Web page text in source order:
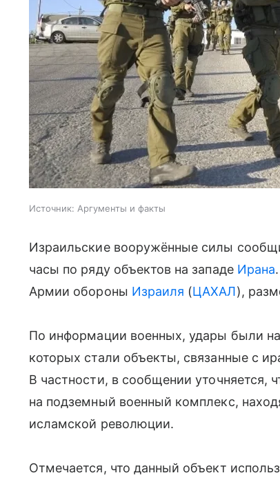
Источник: Аргументы и факты
Израильские вооружённые силы
часы по ряду объектов на западе Ирана
Армии обороны Израиля (ЦАХАЛ),
По информации военных, удары были
которых стали объекты, связанные с
В частности, в сообщении уточняется,
на подземный военный комплекс,
исламской революции.
Отмечается, что данный объект